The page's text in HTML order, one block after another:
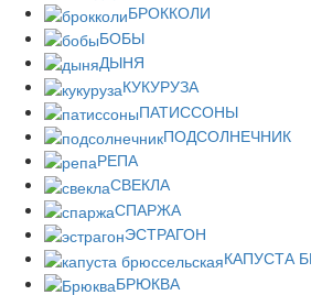
БРОККОЛИ
БОБЫ
ДЫНЯ
КУКУРУЗА
ПАТИССОНЫ
ПОДСОЛНЕЧНИК
РЕПА
СВЕКЛА
СПАРЖА
ЭСТРАГОН
КАПУСТА
БРЮКВА